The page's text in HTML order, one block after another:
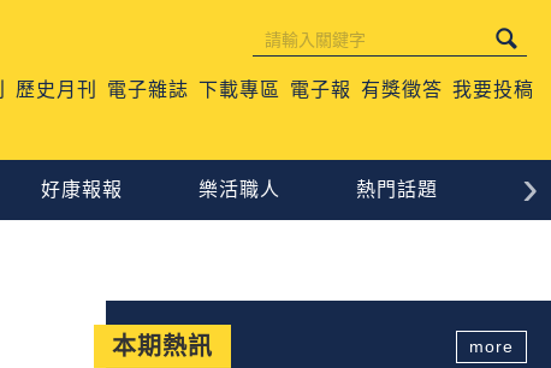
歷史月刊 電子雜誌 下載專區 電子報 有獎徵答 我要投稿
好康報報 樂活職人 熱門話題 生
›
本期熱訊 more